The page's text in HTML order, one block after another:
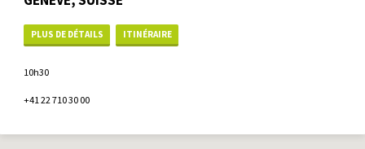
PLUS DE DÉTAILS ITINÉRAIRE
10h30
+41 22 710 30 00